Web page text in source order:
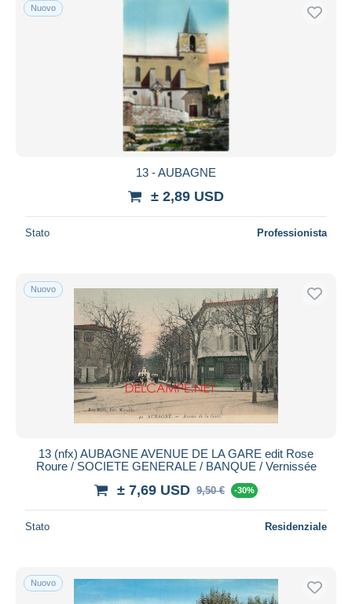
Nuovo
13 - AUBAGNE
± 2,89 USD
Stato Professionista
Nuovo
13 (nfx) AUBAGNE AVENUE DE LA GARE edit Rose
Roure / SOCIETE GENERALE / BANQUE / Vernissée
± 7,69 USD 9,50 € -30%
Stato Residenziale
Nuovo